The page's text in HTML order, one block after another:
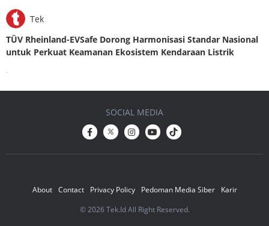
Tek
TÜV Rheinland-EVSafe Dorong Harmonisasi Standar Nasional
untuk Perkuat Keamanan Ekosistem Kendaraan Listrik
.
About Contact Privacy Policy Pedoman Media Siber
Karir
© 2026 Tek.Id All Right Reserved.
SOCIAL MEDIA